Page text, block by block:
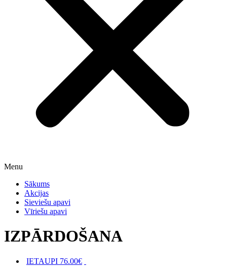
Menu
Sākums
Akcijas
Sieviešu apavi
Vīriešu apavi
IZPĀRDOŠANA
IETAUPI 76.00€